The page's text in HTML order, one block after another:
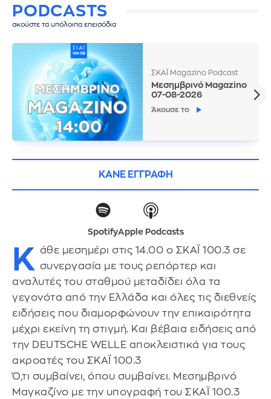
PODCASTS
ακούστε τα υπόλοιπα επεισόδια
ΣΚΑΪ Magazino Podcast
Μεσημβρινό Magazino
07-08-2026
Άκουσε το
ΚΑΝΕ ΕΓΓΡΑΦΗ
SpotifyApple Podcasts
Κ άθε μεσημέρι στις 14.00 ο ΣΚΑΪ 100.3 σε
συνεργασία με τους ρεπόρτερ και
αναλυτές του σταθμού μεταδίδει όλα τα
γεγονότα από την Ελλάδα και όλες τις διεθνείς
ειδήσεις που διαμορφώνουν την επικαιρότητα
μέχρι εκείνη τη στιγμή. Και βέβαια ειδήσεις από
την DEUTSCHE WELLE αποκλειστικά για τους
ακροατές του ΣΚΑΪ 100.3
Ό,τι συμβαίνει, όπου συμβαίνει. Μεσημβρινό
Μαγκαζίνο με την υπογραφή του ΣΚΑΪ 100.3